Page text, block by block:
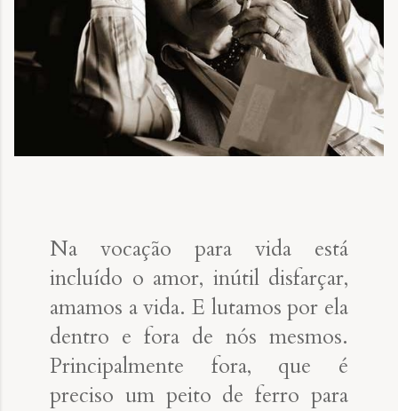
Na vocação para vida está
incluído o amor, inútil disfarçar,
amamos a vida. E lutamos por ela
dentro e fora de nós mesmos.
Principalmente fora, que é
preciso um peito de ferro para